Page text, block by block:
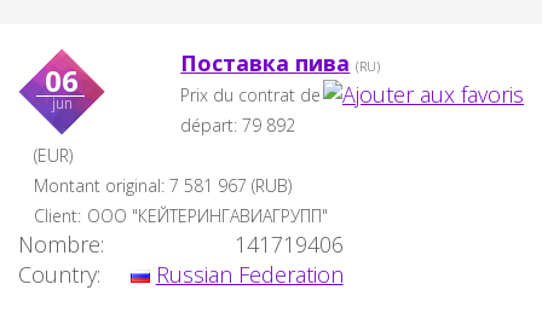
06
jun
Поставка пива (RU)
Prix du contrat de
départ:79 892
(EUR)
Montant original: 7 581 967 (RUB)
Client: ООО "КЕЙТЕРИНГАВИАГРУПП"
Nombre:
141719406
Country:
Russian Federation